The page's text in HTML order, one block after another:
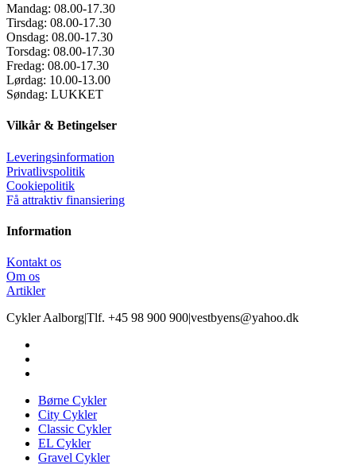
Mandag: 08.00-17.30
Tirsdag: 08.00-17.30
Onsdag: 08.00-17.30
Torsdag: 08.00-17.30
Fredag: 08.00-17.30
Lørdag: 10.00-13.00
Søndag: LUKKET
Vilkår & Betingelser
Leveringsinformation
Privatlivspolitik
Cookiepolitik
Få attraktiv finansiering
Information
Kontakt os
Om os
Artikler
Cykler Aalborg|Tlf. +45 98 900 900|vestbyens@yahoo.dk
Børne Cykler
City Cykler
Classic Cykler
EL Cykler
Gravel Cykler